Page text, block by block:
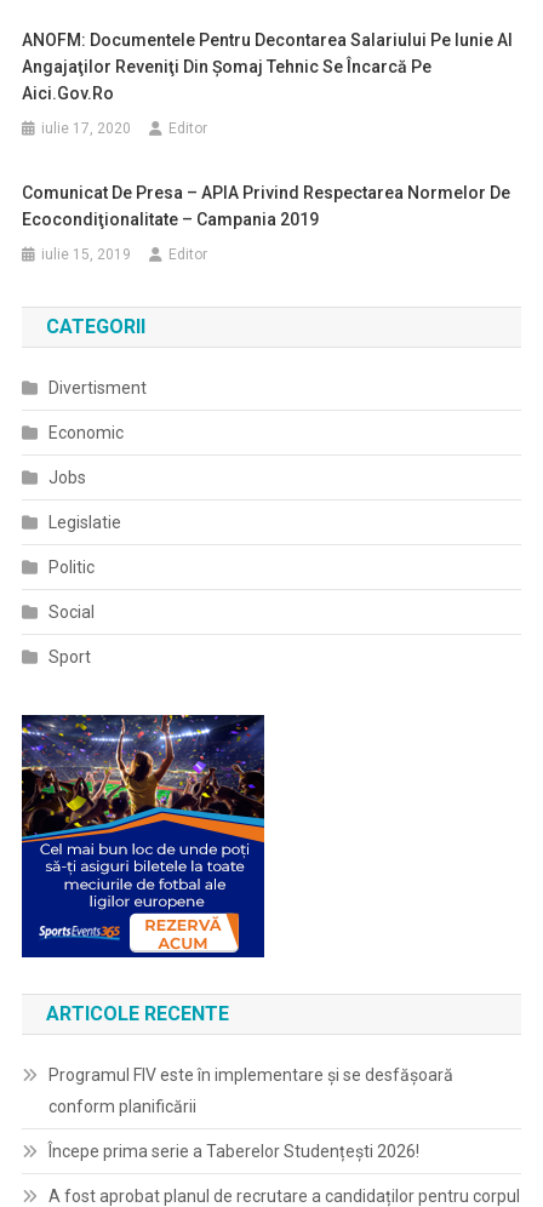
ANOFM: Documentele Pentru Decontarea Salariului Pe Iunie Al
Angajaţilor Reveniţi Din Şomaj Tehnic Se Încarcă Pe
Aici.gov.ro
iulie 17, 2020 Editor
Comunicat De Presa – APIA Privind Respectarea Normelor De
Ecocondiţionalitate – Campania 2019
iulie 15, 2019 Editor
CATEGORII
Divertisment
Economic
Jobs
Legislatie
Politic
Social
Sport
ARTICOLE RECENTE
Programul FIV este în implementare și se desfășoară
conform planificării
Începe prima serie a Taberelor Studențești 2026!
A fost aprobat planul de recrutare a candidaților pentru corpul